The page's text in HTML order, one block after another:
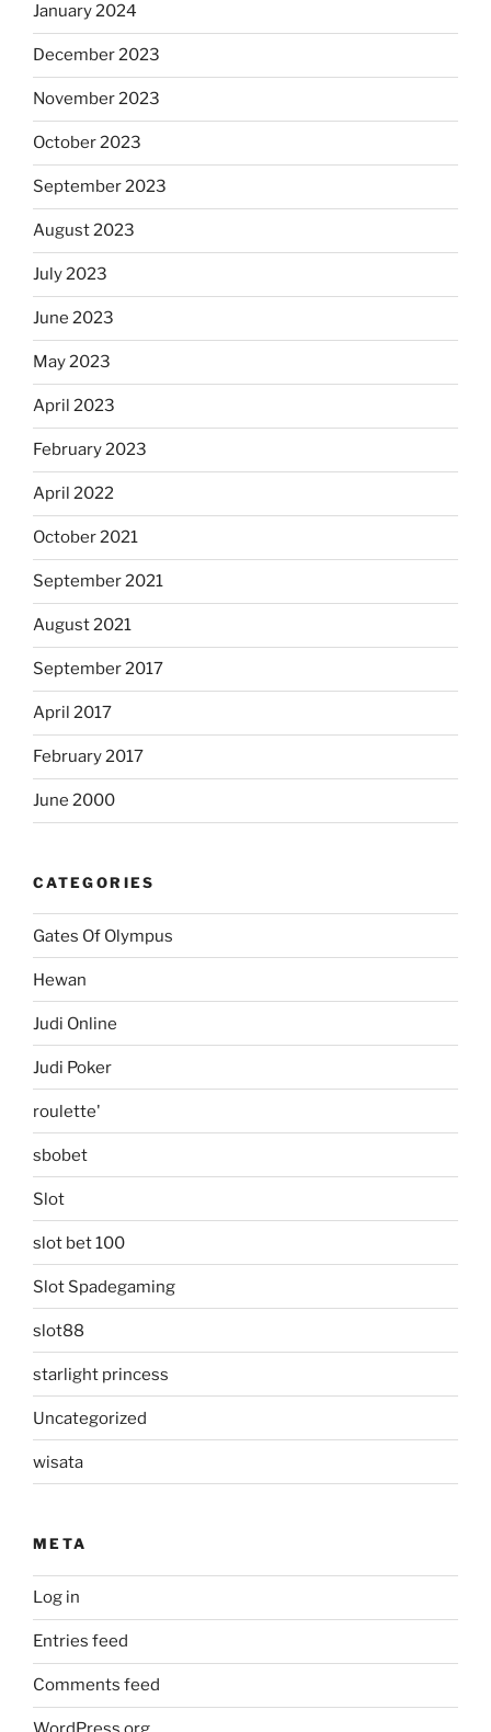
January 2024
December 2023
November 2023
October 2023
September 2023
August 2023
July 2023
June 2023
May 2023
April 2023
February 2023
April 2022
October 2021
September 2021
August 2021
September 2017
April 2017
February 2017
June 2000
CATEGORIES
Gates Of Olympus
Hewan
Judi Online
Judi Poker
roulette'
sbobet
Slot
slot bet 100
Slot Spadegaming
slot88
starlight princess
Uncategorized
wisata
META
Log in
Entries feed
Comments feed